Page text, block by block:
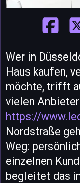
Wer in
Haus kaufen,
möchte, trifft
vielen
https://
Nordstraße
Weg:
einzelnen
begleitet das